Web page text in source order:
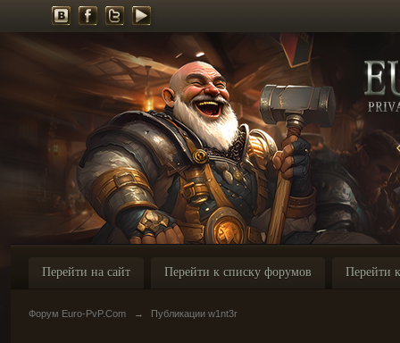
Перейти на сайт Перейти к списку форумов Перейти
Форум Euro-PvP.Com → Публикации w1nt3r